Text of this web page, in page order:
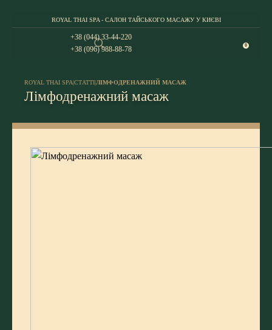
ROYAL THAI SPA - САЛОН ТАЙСЬКОГО МАСАЖУ У КИЄВІ
+38 (044) 33-44-220
+38 (096) 988-88-78
0
ROYAL THAI SPA|СТАТТІ|ЛІМФОДРЕНАЖНИЙ МАСАЖ
Лімфодренажний масаж